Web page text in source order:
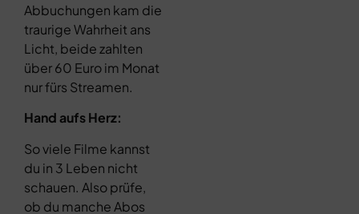
Abbuchungen kam die
traurige Wahrheit ans
Licht, beide zahlten
über 60 Euro im Monat
nur fürs Streamen.
Hand aufs Herz:
So viele Filme kannst
du in 3 Leben nicht
schauen. Also prüfe,
ob du manche Abos